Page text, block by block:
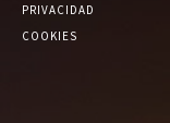
PRIVACIDAD
COOKIES